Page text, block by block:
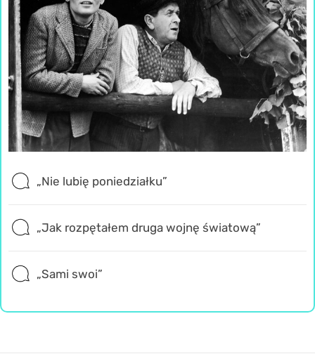
„Nie lubię poniedziałku”
„Jak rozpętałem druga wojnę światową”
„Sami swoi”